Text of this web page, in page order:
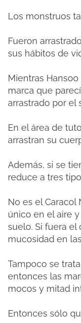
Los monstruos
Fueron
sus hábitos de
Mientras
marca que
arrastrado por el
En el área de
arrastran su
Además, si se
reduce a tres
No es el Caracol
único en el aire
suelo. Si fuera el
mucosidad en
Tampoco se
entonces las
mocos y mitad
Entonces sólo